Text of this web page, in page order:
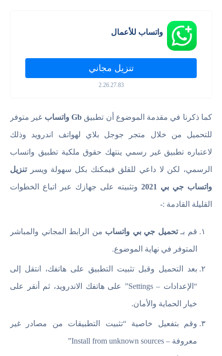
واتساب للأعمال
تنزيل مجاني
2.26.27.83
كما ذكرنا في مقدمة الموضوع أن تطبيقGb واتساب غير متوفر
للتحميل من خلال متجر جوجل بلاي لهواتف اندرويد وذلك
لاعتباره تطبيق غير رسمي ينتهك حقوق ملكية تطبيق واتساب
الرسمي، لكن لا داعي للقلق فيمكنك بكل سهولة ويسرتنزيل
واتساب جي بي 2021 وتثبيته على جهازك عبر اتباع الخطوات
القليلة القادمة :-
قم بـتحميل جي بي واتساب من الرابط المجاني والمباشر
المتوفر في نهاية الموضوع.
بعد التحميل وقبل تثبيت التطبيق على هاتفك، انتقل إلى
“الإعدادات – Settings” على هاتفك الاندرويد، ثم أنقر على
خيار الحماية والأمان.
وقم بتفعيل خاصية “تثبيت التطبيقات من مصادر غير
معروفة – Install from unknown sources”